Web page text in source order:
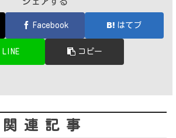
Facebook はてブ
LINE コピー
関連記事